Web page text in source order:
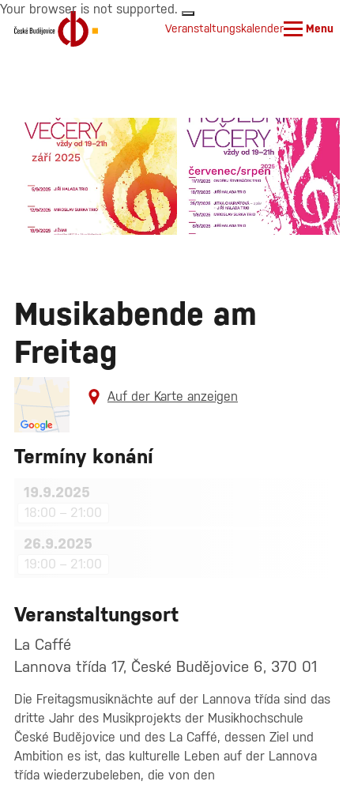
Your browser is not supported.
Veranstaltungskalender Menu
Musikabende am
Freitag
Auf der Karte anzeigen
Termíny konání
19.9.2025
18:00 – 21:00
26.9.2025
19:00 – 21:00
Veranstaltungsort
La Caffé
Lannova třída 17, České Budějovice 6, 370 01
Die Freitagsmusiknächte auf der Lannova třída sind das
dritte Jahr des Musikprojekts der Musikhochschule
České Budějovice und des La Caffé, dessen Ziel und
Ambition es ist, das kulturelle Leben auf der Lannova
třída wiederzubeleben, die von den